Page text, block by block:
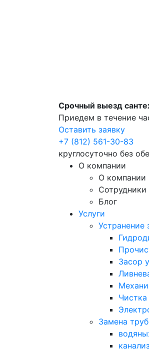
Срочный выезд
Приедем в течение
Оставить заявку
+7 (812) 561-30-83
круглосуточно без
О компании
О компании
Сотрудники
Блог
Услуги
Устранение
Засор
Замена труб